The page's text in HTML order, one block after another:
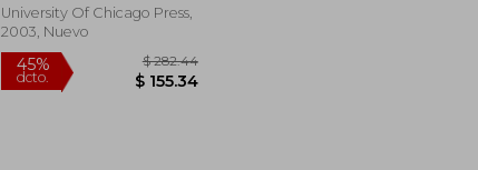
University Of Chicago Press,
2003, Nuevo